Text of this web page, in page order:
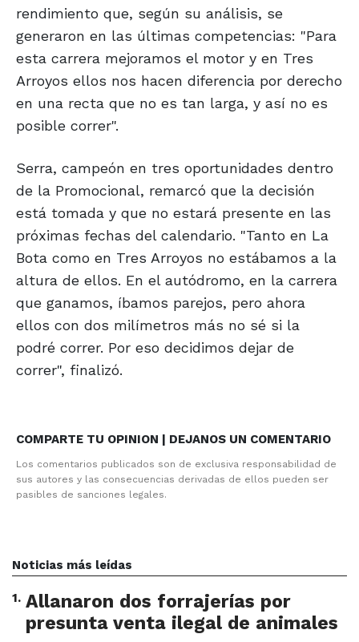
rendimiento que, según su análisis, se
generaron en las últimas competencias: "Para
esta carrera mejoramos el motor y en Tres
Arroyos ellos nos hacen diferencia por derecho
en una recta que no es tan larga, y así no es
posible correr".
Serra, campeón en tres oportunidades dentro
de la Promocional, remarcó que la decisión
está tomada y que no estará presente en las
próximas fechas del calendario. "Tanto en La
Bota como en Tres Arroyos no estábamos a la
altura de ellos. En el autódromo, en la carrera
que ganamos, íbamos parejos, pero ahora
ellos con dos milímetros más no sé si la
podré correr. Por eso decidimos dejar de
correr", finalizó.
COMPARTE TU OPINION | DEJANOS UN COMENTARIO
Los comentarios publicados son de exclusiva responsabilidad de
sus autores y las consecuencias derivadas de ellos pueden ser
pasibles de sanciones legales.
Noticias más leídas
1. Allanaron dos forrajerías por
presunta venta ilegal de animales